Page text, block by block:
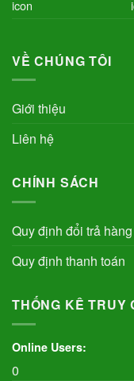
VỀ CHÚNG TÔI
Giới thiệu
Liên hệ
CHÍNH SÁCH
Quy định đổi trả hàng
Quy định thanh toán
THỐNG KÊ TRUY
Online Users:
0